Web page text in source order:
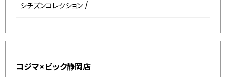
シチズンコレクション /
コジマ×ビック静岡店